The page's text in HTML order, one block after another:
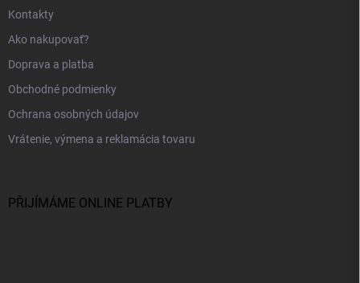
Kontakty
Ako nakupovať?
Doprava a platba
Obchodné podmienky
Ochrana osobných údajov
Vrátenie, výmena a reklamácia tovaru
PŘIJÍMÁME ONLINE PLATBY